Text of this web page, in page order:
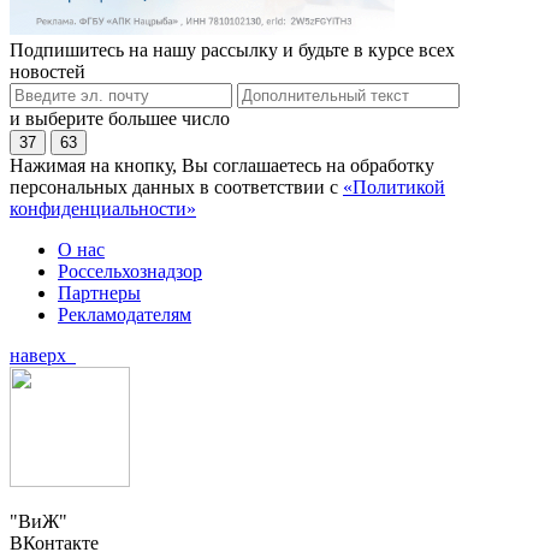
Подпишитесь на нашу рассылку и будьте в курсе всех
новостей
и выберите большее число
37 63
Нажимая на кнопку, Вы соглашаетесь на обработку
персональных данных в соответствии с «Политикой
конфиденциальности»
О нас
Россельхознадзор
Партнеры
Рекламодателям
наверх
"ВиЖ"
ВКонтакте